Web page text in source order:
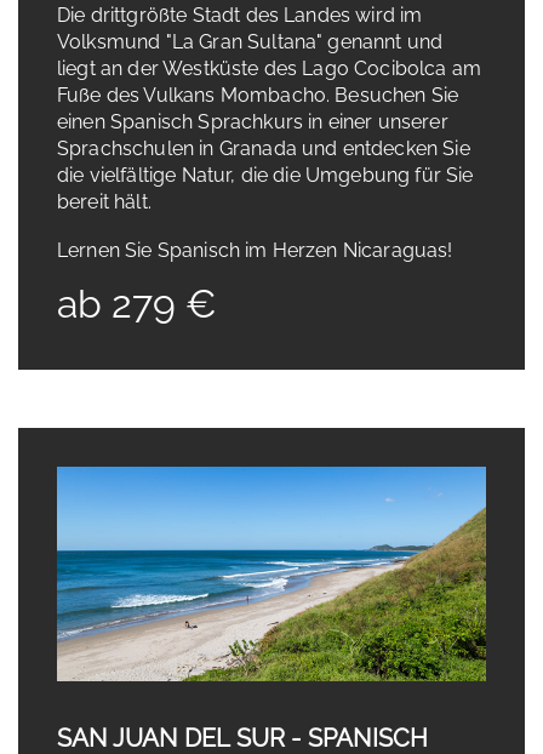
Die drittgrößte Stadt des Landes wird im
Volksmund "La Gran Sultana" genannt und
liegt an der Westküste des Lago Cocibolca am
Fuße des Vulkans Mombacho. Besuchen Sie
einen Spanisch Sprachkurs in einer unserer
Sprachschulen in Granada und entdecken Sie
die vielfältige Natur, die die Umgebung für Sie
bereit hält.
Lernen Sie Spanisch im Herzen Nicaraguas!
ab 279 €
SAN JUAN DEL SUR - SPANISCH